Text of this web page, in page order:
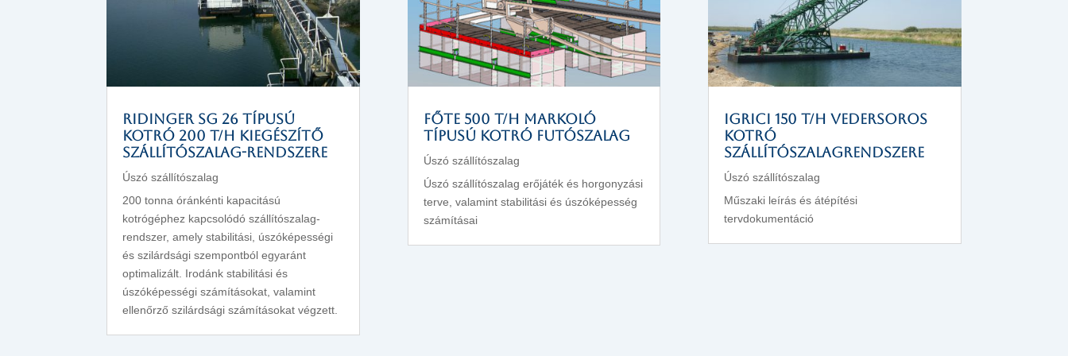
RIDINGER SG 26 típusú
kotró 200 t/h kiegészítő
szállítószalag-rendszere
Úszó szállítószalag
200 tonna óránkénti kapacitású
kotrógéphez kapcsolódó szállítószalag-
rendszer, amely stabilitási, úszóképességi
és szilárdsági szempontból egyaránt
optimalizált. Irodánk stabilitási és
úszóképességi számításokat, valamint
ellenőrző szilárdsági számításokat végzett.
FŐTE 500 T/H markoló
típusú kotró futószalag
Úszó szállítószalag
Úszó szállítószalag erőjáték és horgonyzási
terve, valamint stabilitási és úszóképesség
számításai
IGRICI 150 t/h vedersoros
kotró
szállítószalagrendszere
Úszó szállítószalag
Műszaki leírás és átépítési
tervdokumentáció